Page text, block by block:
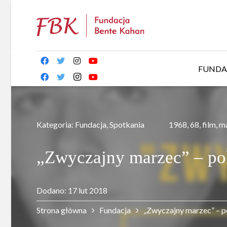
Kategoria: Fundacja,Spotkania 1968,68,film,
„Zwyczajny marzec” –
Dodano: 17 lut 2018
Strona główna Fundacja „Zwyczajny marzec” –